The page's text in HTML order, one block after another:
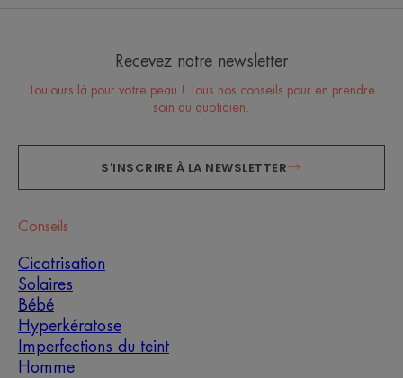
Recevez notre newsletter
Toujours là pour votre peau ! Tous nos conseils pour en prendre
soin au quotidien.
S'INSCRIRE À LA NEWSLETTER
Conseils
Cicatrisation
Solaires
Bébé
Hyperkératose
Imperfections du teint
Homme